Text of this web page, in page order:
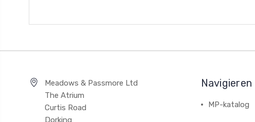
Meadows & Passmore Ltd
The Atrium
Curtis Road
Dorking
Navigieren
MP-katalog